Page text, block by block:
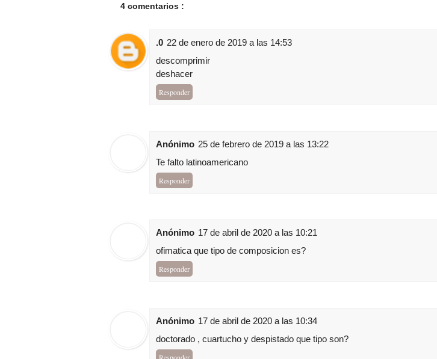
4 comentarios :
.0 22 de enero de 2019 a las 14:53
descomprimir
deshacer
Responder
Anónimo 25 de febrero de 2019 a las 13:22
Te falto latinoamericano
Responder
Anónimo 17 de abril de 2020 a las 10:21
ofimatica que tipo de composicion es?
Responder
Anónimo 17 de abril de 2020 a las 10:34
doctorado , cuartucho y despistado que tipo son?
Responder